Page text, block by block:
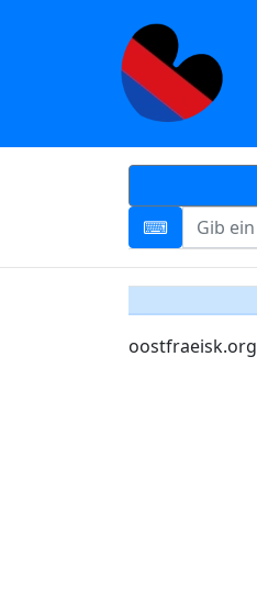
oostfraeisk.org